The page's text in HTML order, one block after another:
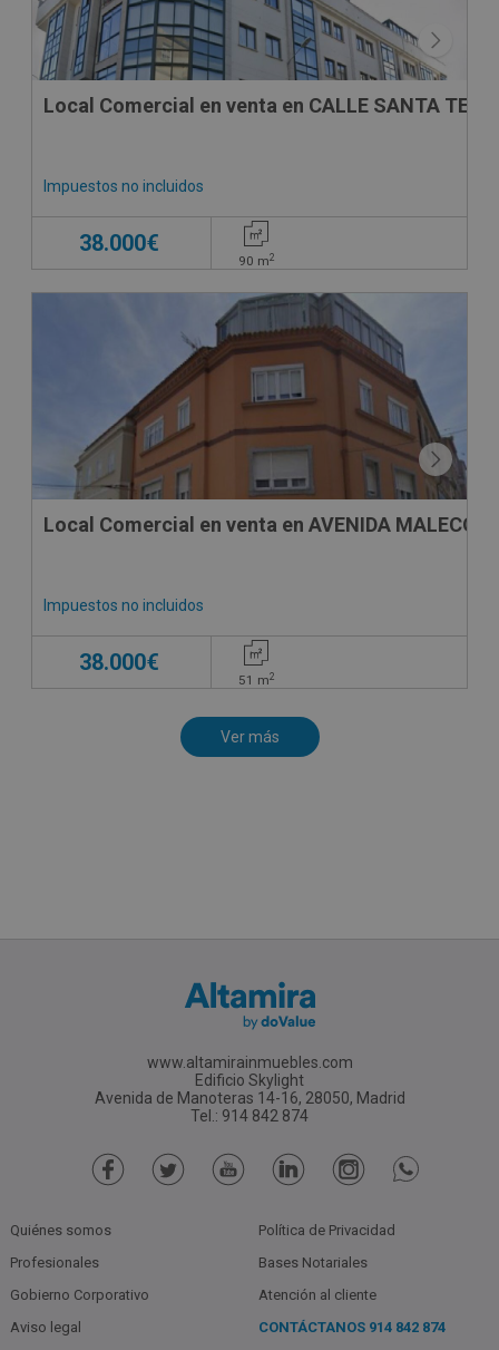
Local Comercial en venta en CALLE SANTA
Impuestos no incluidos
38.000€
90 m2
Local Comercial en venta en AVENIDA MALECON
Impuestos no incluidos
38.000€
51 m2
www.altamirainmuebles.com
Edificio Skylight
Avenida de Manoteras 14-16, 28050, Madrid
Tel.: 914 842 874
Quiénes somos
Profesionales
Gobierno Corporativo
Aviso legal
Política de Privacidad
Bases Notariales
Atención al cliente
CONTÁCTANOS 914 842 874